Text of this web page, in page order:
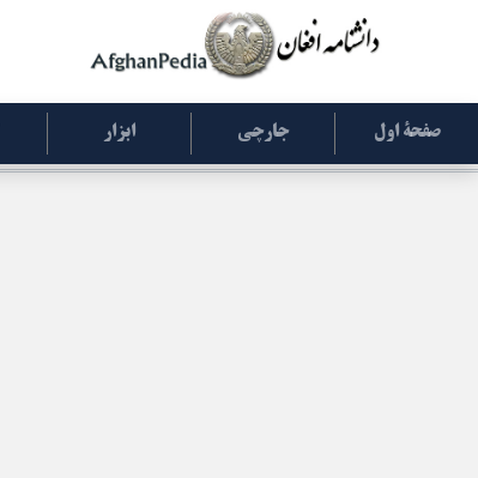
صفحۀ اول جارچی ابزار